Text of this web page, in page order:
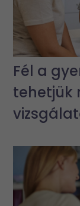
Fél a
tehetjük